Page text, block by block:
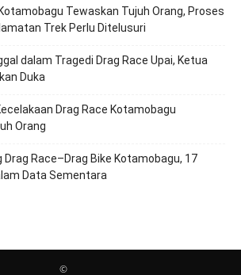
Tewaskan Tujuh Orang, Proses
Trek Perlu Ditelusuri
dalam Tragedi Drag Race Upai, Ketua
Duka
Drag Race Kotamobagu
Orang
Drag Race–Drag Bike Kotamobagu, 17
Data Sementara
©